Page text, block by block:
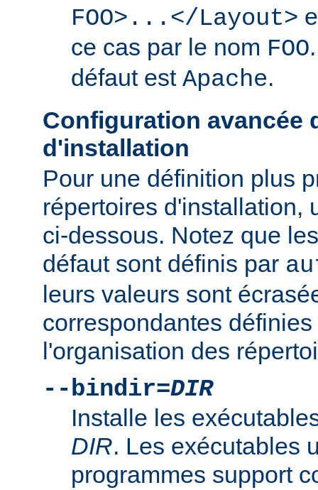
FOO>...</Layout>
ce cas par le nom FOO
défaut est Apache.
Configuration avancée
d'installation
Pour une définition plus
répertoires d'installation,
ci-dessous. Notez que
défaut sont définis par
leurs valeurs sont
correspondantes
l'organisation des
--bindir=DIR
Installe les
DIR. Les exécutables
programmes support